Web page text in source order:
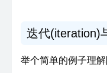
迭代(iteration)
举个简单的例子理